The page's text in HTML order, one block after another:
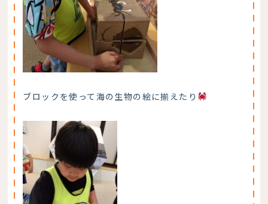
ブロックを使って海の生物の絵に揃えたり